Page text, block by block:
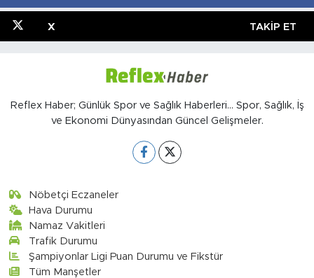
X TAKIP ET
Reflex Haber; Günlük Spor ve Sağlık Haberleri... Spor, Sağlık, İş
ve Ekonomi Dünyasından Güncel Gelişmeler.
Nöbetçi Eczaneler
Hava Durumu
Namaz Vakitleri
Trafik Durumu
Şampiyonlar Ligi Puan Durumu ve Fikstür
Tüm Manşetler